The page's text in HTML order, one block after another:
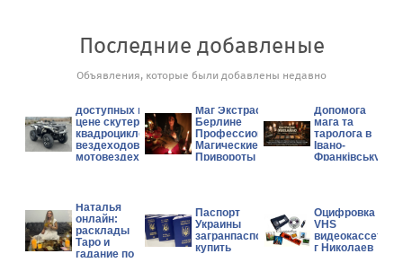
Последние добавленые
Объявления, которые были добавлены недавно
доступных по
цене скутеров,
квадроциклов,
вездеходов и
мотовездеходов
Маг Экстрасенс в
Берлине
Профессиональные
Магические Услуги
Привороты Гадание
Допомога
мага та
таролога в
Івано-
Франківську.
Наталья
онлайн:
расклады
Таро и
гадание по
Паспорт
Украины
загранпаспорт
купить
Оцифровка
VHS
видеокассет
г Николаев